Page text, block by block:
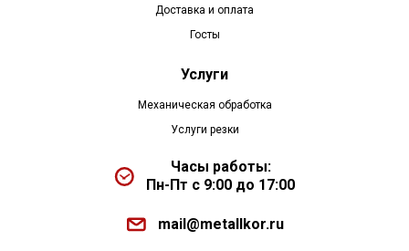
Доставка и оплата
Госты
Услуги
Механическая обработка
Услуги резки
Часы работы:
Пн-Пт с 9:00 до 17:00
mail@metallkor.ru